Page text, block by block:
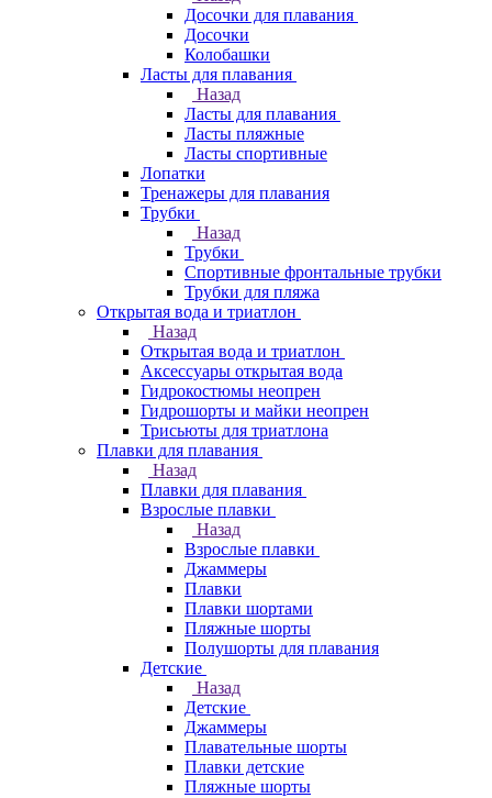
Досочки для плавания
Досочки
Колобашки
Ласты для плавания
Назад
Ласты для плавания
Ласты пляжные
Ласты спортивные
Лопатки
Тренажеры для плавания
Трубки
Назад
Трубки
Спортивные фронтальные трубки
Трубки для пляжа
Открытая вода и триатлон
Назад
Открытая вода и триатлон
Аксессуары открытая вода
Гидрокостюмы неопрен
Гидрошорты и майки неопрен
Трисьюты для триатлона
Плавки для плавания
Назад
Плавки для плавания
Взрослые плавки
Назад
Взрослые плавки
Джаммеры
Плавки
Плавки шортами
Пляжные шорты
Полушорты для плавания
Детские
Назад
Детские
Джаммеры
Плавательные шорты
Плавки детские
Пляжные шорты